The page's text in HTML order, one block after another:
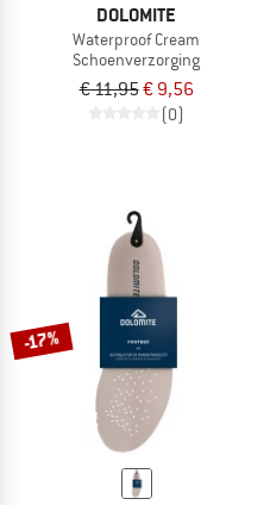
DOLOMITE
Waterproof Cream
Schoenverzorging
€ 11,95€ 9,56
(0)
-17%